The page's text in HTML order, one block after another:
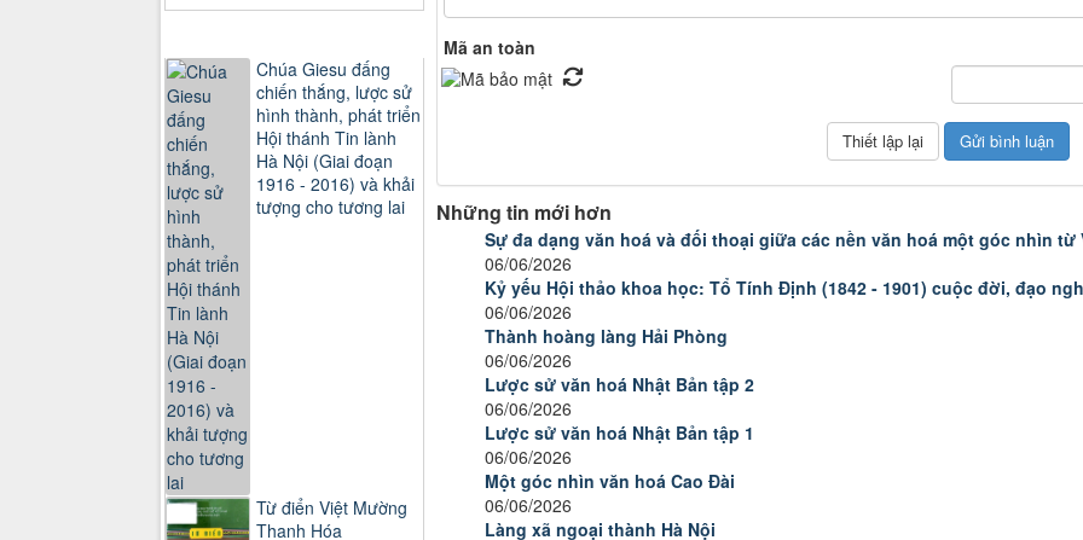
Mã an toàn
Những tin mới hơn
Sự đa dạng văn hoá và đối thoại giữa các nền văn hoá một góc nhìn từ
06/06/2026
Kỷ yếu Hội thảo khoa học: Tổ Tính Định (1842 - 1901) cuộc đời, đạo
06/06/2026
Thành hoàng làng Hải Phòng
06/06/2026
Lược sử văn hoá Nhật Bản tập 2
06/06/2026
Lược sử văn hoá Nhật Bản tập 1
06/06/2026
Một góc nhìn văn hoá Cao Đài
06/06/2026
Làng xã ngoại thành Hà Nội
Chúa Giesu đấng
chiến thắng, lược sử
hình thành, phát triển
Hội thánh Tin lành
Hà Nội (Giai đoạn
1916 - 2016) và khải
tượng cho tương lai
Từ điển Việt Mường
Thanh Hóa